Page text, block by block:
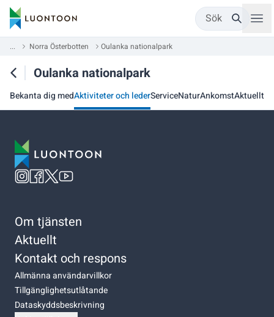
Sök
... Norra Österbotten Oulanka nationalpark
Oulanka nationalpark
Bekanta dig medAktiviteter och lederServiceNaturAnkomstAktuellt
Om tjänsten
Aktuellt
Kontakt och respons
Allmänna användarvillkor
Tillgänglighetsutlåtande
Dataskyddsbeskrivning